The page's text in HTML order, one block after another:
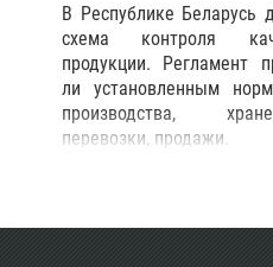
В Республике Беларусь
схема контроля
продукции. Регламент
ли установленным
производства,
перевозки, продажи.